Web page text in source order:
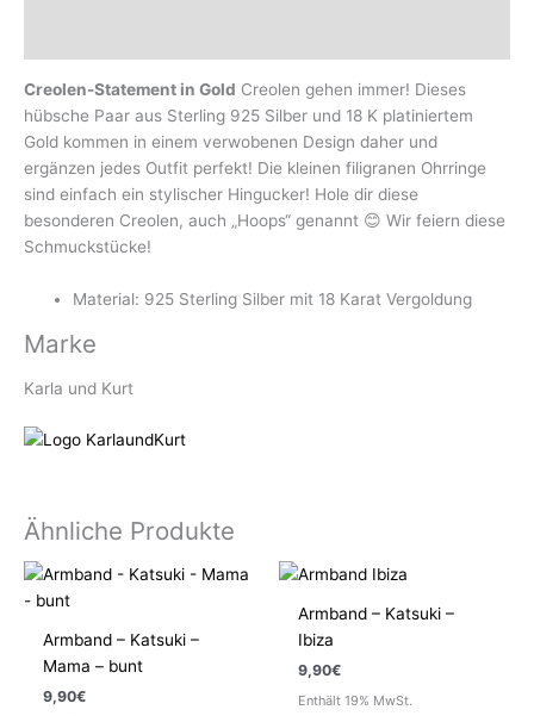
Creolen-Statement in Gold Creolen gehen immer! Dieses
hübsche Paar aus Sterling 925 Silber und 18 K platiniertem
Gold kommen in einem verwobenen Design daher und
ergänzen jedes Outfit perfekt! Die kleinen filigranen Ohrringe
sind einfach ein stylischer Hingucker! Hole dir diese
besonderen Creolen, auch „Hoops“ genannt 😊 Wir feiern diese
Schmuckstücke!
Material: 925 Sterling Silber mit 18 Karat Vergoldung
Marke
Karla und Kurt
Ähnliche Produkte
Armband – Katsuki –
Mama – bunt
9,90€
Armband – Katsuki –
Ibiza
9,90€
Enthält 19% MwSt.